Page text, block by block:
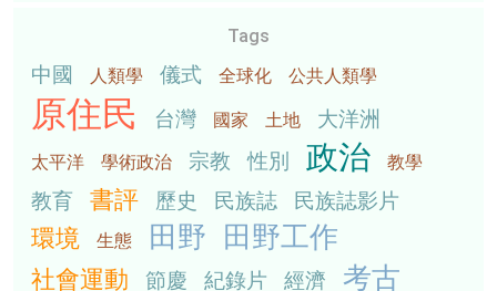
Tags
中國 人類學 儀式 全球化 公共人類學
原住民 台灣 國家 土地 大洋洲
太平洋 學術政治 宗教 性別 政治 教學
教育 書評 歷史 民族誌 民族誌影片
環境 生態 田野 田野工作
社會運動 節慶 紀錄片 經濟 考古